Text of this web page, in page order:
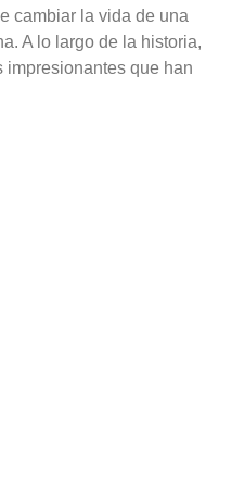
cambiar la vida de una
A lo largo de la historia,
impresionantes que han